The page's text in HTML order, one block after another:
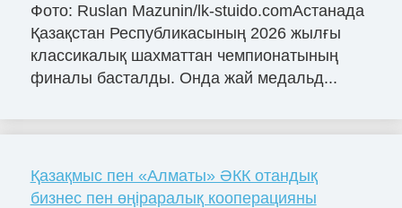
Фото: Ruslan Mazunin/lk-stuido.comАстанада
Қазақстан Республикасының 2026 жылғы
классикалық шахматтан чемпионатының
финалы басталды. Онда жай медальд...
Қазақмыс пен «Алматы» ӘКК отандық
бизнес пен өңіраралық кооперацияны